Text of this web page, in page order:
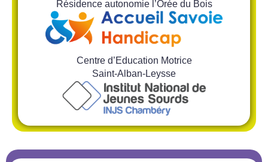
Résidence autonomie l’Orée du Bois
Centre d’Education Motrice
Saint-Alban-Leysse